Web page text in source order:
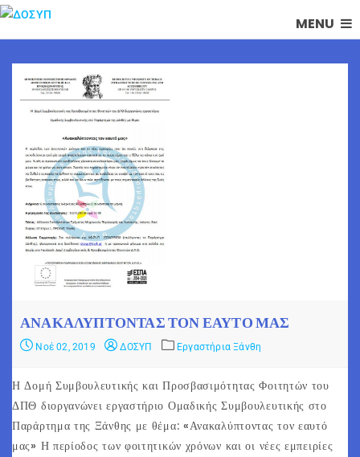
MENU
ΑΝΑΚΑΛΎΠΤΟΝΤΑΣ ΤΟΝ ΕΑΥΤΌ ΜΑΣ
Νοέ 02, 2019 ΔΟΣΥΠ Εργαστήρια Ξάνθη
Η Δομή Συμβουλευτικής και Προσβασιμότητας Φοιτητών του
ΔΠΘ διοργανώνει εργαστήριο Ομαδικής Συμβουλευτικής στο
Παράρτημα της Ξάνθης με θέμα: «Ανακαλύπτοντας τον εαυτό
μας» Η περίοδος των φοιτητικών χρόνων και οι νέες εμπειρίες